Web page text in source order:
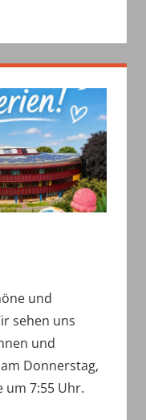
und
sehen uns
und
Donnerstag,
um 7:55 Uhr.